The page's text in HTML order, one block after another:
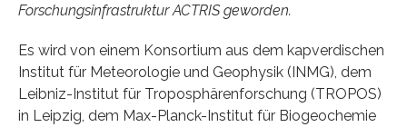
Forschungsinfrastruktur ACTRIS geworden.
Es wird von einem Konsortium aus dem kapverdischen
Institut für Meteorologie und Geophysik (INMG), dem
Leibniz-Institut für Troposphärenforschung (TROPOS)
in Leipzig, dem Max-Planck-Institut für Biogeochemie